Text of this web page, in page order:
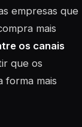
empresas que
mais
os canais
que os
forma mais